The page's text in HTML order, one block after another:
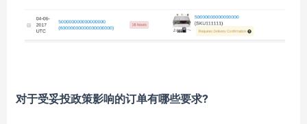
对于受妥投政策影响的订单有哪些要求?